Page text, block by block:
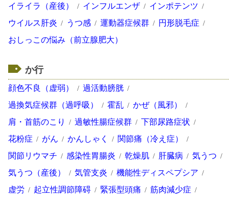
イライラ（産後）
インフルエンザ
インポテンツ
ウイルス肝炎
うつ感 運動器症候群
円形脱毛症
おしっこの悩み（前立腺肥大）
か行
顔色不良（虚弱）
過活動膀胱
過換気症候群（過呼吸）
霍乱
かぜ（風邪）
肩・首筋のこり
過敏性腸症候群
下部尿路症状
花粉症
がん かんしゃく
関節痛（冷え症）
関節リウマチ
感染性胃腸炎 乾燥肌 肝臓病
気うつ
気うつ（産後）
気管支炎
機能性ディスペプシア
虚労
起立性調節障碍 緊張型頭痛
筋肉減少症